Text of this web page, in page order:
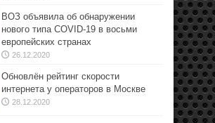
ВОЗ объявила об обнаружении
нового типа COVID-19 в восьми
европейских странах
26.12.2020
Обновлён рейтинг скорости
интернета у операторов в Москве
28.12.2020